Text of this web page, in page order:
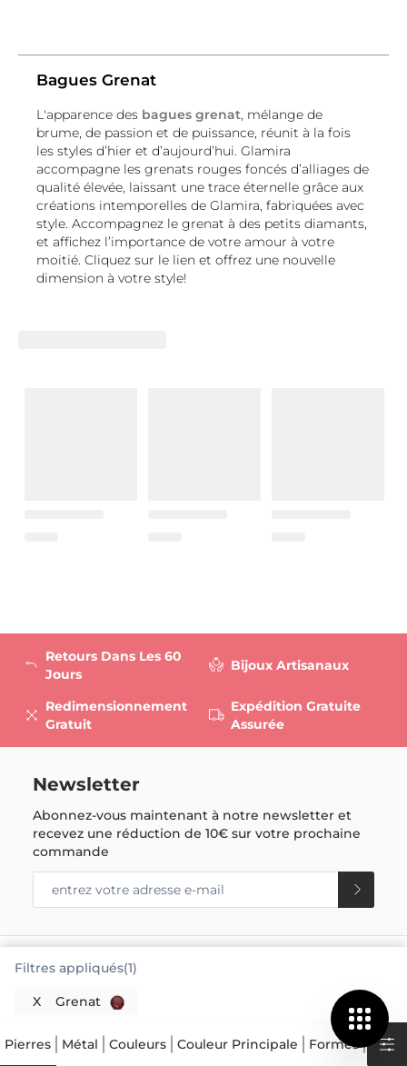
Bagues Grenat
L'apparence des bagues grenat, mélange de
brume, de passion et de puissance, réunit à la fois
les styles d’hier et d’aujourd’hui. Glamira
accompagne les grenats rouges foncés d’alliages de
qualité élevée, laissant une trace éternelle grâce aux
créations intemporelles de Glamira, fabriquées avec
style. Accompagnez le grenat à des petits diamants,
et affichez l’importance de votre amour à votre
moitié. Cliquez sur le lien et offrez une nouvelle
dimension à votre style!
Filtres appliqués(1)
X Grenat
Pierres Métal Couleurs Couleur Principale Formes
Retours Dans Les 60
Jours
Redimensionnement
Gratuit
Bijoux Artisanaux
Expédition Gratuite
Assurée
Newsletter
Abonnez-vous maintenant à notre newsletter et
recevez une réduction de10€sur votre prochaine
commande